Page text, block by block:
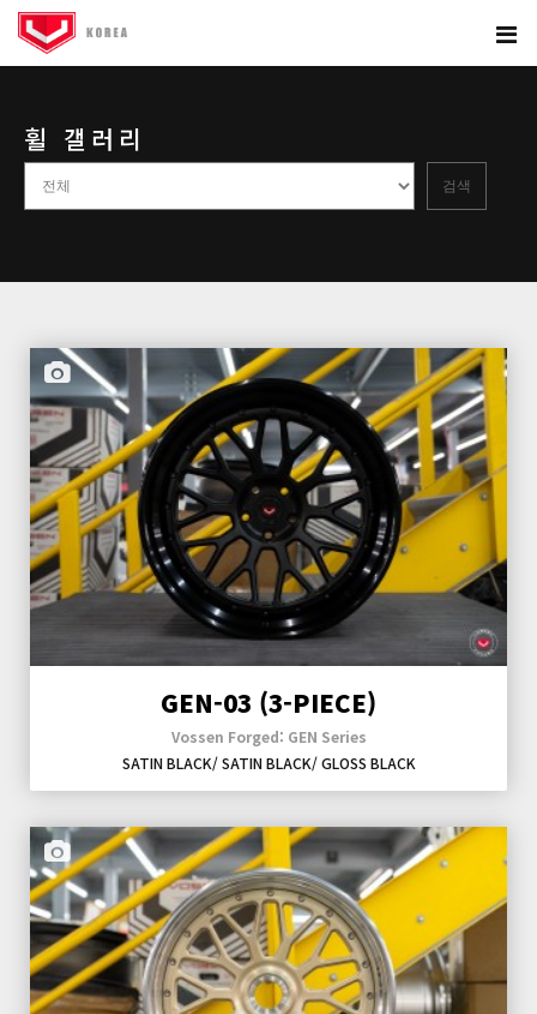
휠 갤러리
GEN-03 (3-PIECE)
Vossen Forged: GEN Series
SATIN BLACK/ SATIN BLACK/ GLOSS BLACK